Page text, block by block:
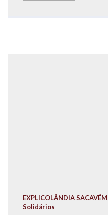
EXPLICOLÂNDIA
Solidários